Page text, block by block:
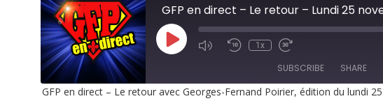
GFP en direct – Le retour – Lundi 25
Play
Episode
1x
SUBSCRIBE SHARE
GFP en direct – Le retour avec Georges-Fernand Poirier, édition du lundi